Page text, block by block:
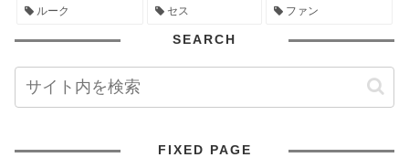
ルーク セス ファン
SEARCH
FIXED PAGE